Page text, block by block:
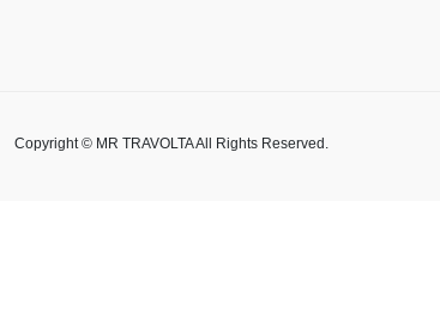
Copyright © MR TRAVOLTA All Rights Reserved.